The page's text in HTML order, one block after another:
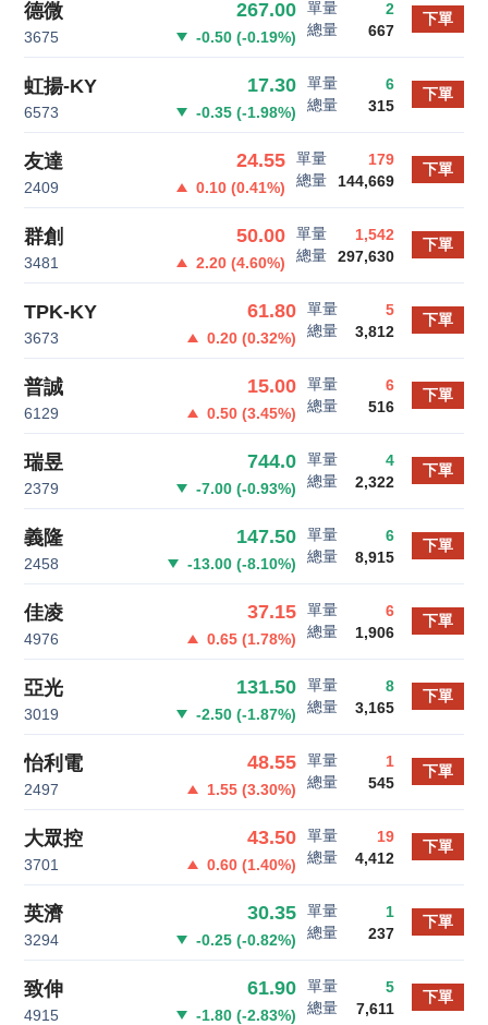
德微 267.00
3675 -0.50 (-0.19%)
單量
2
總量
667
下單
虹揚-KY 17.30
6573 -0.35 (-1.98%)
單量
6
總量
315
下單
友達 24.55
2409 0.10 (0.41%)
單量
179
總量
144,669
下單
群創 50.00
3481 2.20 (4.60%)
單量
1,542
總量
297,630
下單
TPK-KY 61.80
3673 0.20 (0.32%)
單量
5
總量
3,812
下單
普誠 15.00
6129 0.50 (3.45%)
單量
6
總量
516
下單
瑞昱 744.0
2379 -7.00 (-0.93%)
單量
4
總量
2,322
下單
義隆 147.50
2458 -13.00 (-8.10%)
單量
6
總量
8,915
下單
佳凌 37.15
4976 0.65 (1.78%)
單量
6
總量
1,906
下單
亞光 131.50
3019 -2.50 (-1.87%)
單量
8
總量
3,165
下單
怡利電 48.55
2497 1.55 (3.30%)
單量
1
總量
545
下單
大眾控 43.50
3701 0.60 (1.40%)
單量
19
總量
4,412
下單
英濟 30.35
3294 -0.25 (-0.82%)
單量
1
總量
237
下單
致伸 61.90
4915 -1.80 (-2.83%)
單量
5
總量
7,611
下單